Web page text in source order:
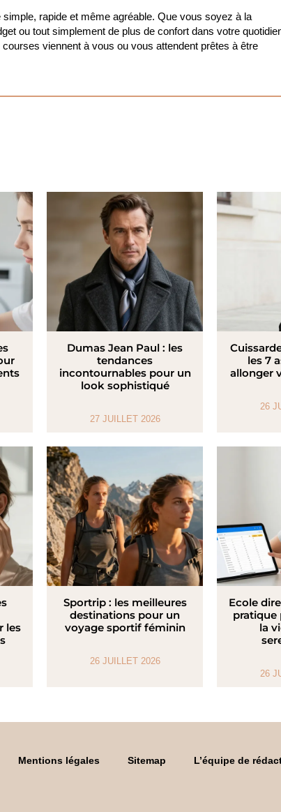
rapide et même agréable. Que vous soyez à la
ou tout simplement de plus de confort dans votre
viennent à vous ou vous attendent prêtes à être
Dumas Jean Paul : les
tendances
incontournables pour un
look sophistiqué
27 JUILLET 2026
les 7
allonger
26
les
Sportrip : les meilleures
destinations pour un
voyage sportif féminin
26 JUILLET 2026
Ecole
pratique
la
26
Mentions légales Sitemap L’équipe de